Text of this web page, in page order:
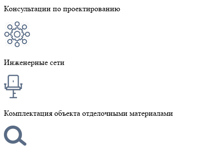
Консультации по проектированию
Инженерные сети
Комплектация объекта отделочными материалами